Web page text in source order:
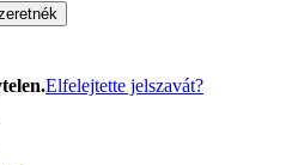
Elfelejtette jelszavát?
ELFOGADÁSA